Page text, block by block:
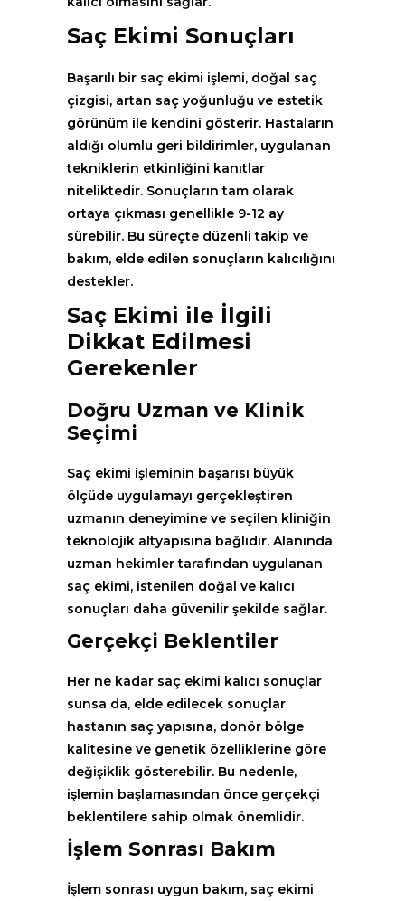
Saç Ekimi Sonuçları
Başarılı bir saç ekimi işlemi, doğal saç
çizgisi, artan saç yoğunluğu ve estetik
görünüm ile kendini gösterir. Hastaların
aldığı olumlu geri bildirimler, uygulanan
tekniklerin etkinliğini kanıtlar
niteliktedir. Sonuçların tam olarak
ortaya çıkması genellikle 9-12 ay
sürebilir. Bu süreçte düzenli takip ve
bakım, elde edilen sonuçların kalıcılığını
destekler.
Saç Ekimi ile İlgili
Dikkat Edilmesi
Gerekenler
Doğru Uzman ve Klinik
Seçimi
Saç ekimi işleminin başarısı büyük
ölçüde uygulamayı gerçekleştiren
uzmanın deneyimine ve seçilen kliniğin
teknolojik altyapısına bağlıdır. Alanında
uzman hekimler tarafından uygulanan
saç ekimi, istenilen doğal ve kalıcı
sonuçları daha güvenilir şekilde sağlar.
Gerçekçi Beklentiler
Her ne kadar saç ekimi kalıcı sonuçlar
sunsa da, elde edilecek sonuçlar
hastanın saç yapısına, donör bölge
kalitesine ve genetik özelliklerine göre
değişiklik gösterebilir. Bu nedenle,
işlemin başlamasından önce gerçekçi
beklentilere sahip olmak önemlidir.
İşlem Sonrası Bakım
İşlem sonrası uygun bakım, saç ekimi